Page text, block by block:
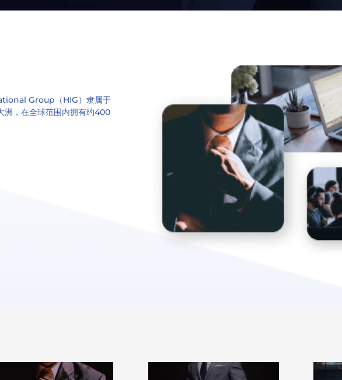
Group（HIG）隶属于
洲，在全球范围内拥有约400